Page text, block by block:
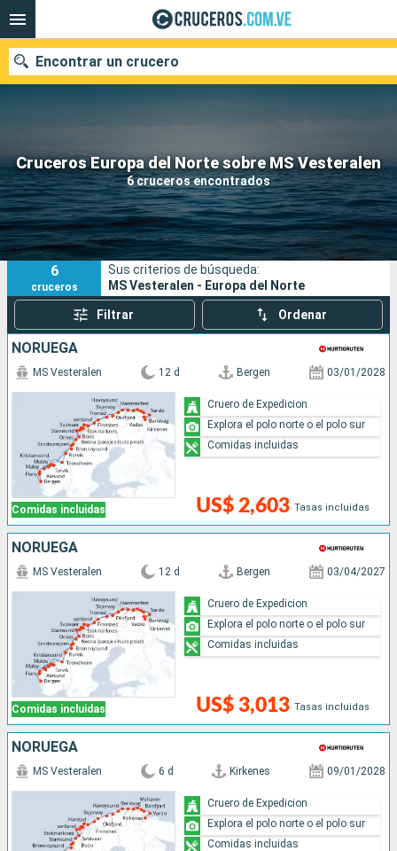
Cruceros Europa del Norte sobre MS Vesteralen
6 cruceros encontrados
Encontrar un crucero
Nuestros destinos
Fecha de salida
Puertos Compañías
Buscar
6
cruceros
Sus criterios de búsqueda:
MS Vesteralen - Europa del Norte
Filtrar Ordenar
NORUEGA
Comidas incluidas
MS Vesteralen 12 d Bergen 03/01/2028
US$ 2,603 Tasas incluidas
Cruero de Expedicion
Explora el polo norte o el polo sur
Comidas incluidas
NORUEGA
Comidas incluidas
MS Vesteralen 12 d Bergen 03/04/2027
US$ 3,013 Tasas incluidas
Cruero de Expedicion
Explora el polo norte o el polo sur
Comidas incluidas
NORUEGA
MS Vesteralen 6 d Kirkenes 09/01/2028
Cruero de Expedicion
Explora el polo norte o el polo sur
Comidas incluidas